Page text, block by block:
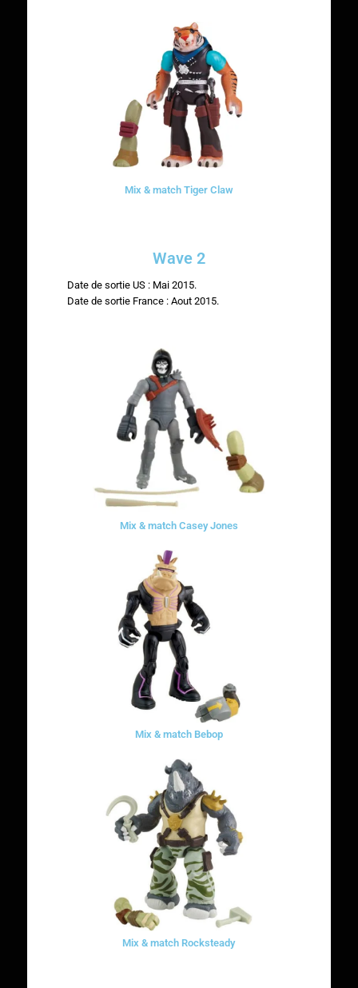
Mix & match Tiger Claw
Wave 2
Date de sortie US : Mai 2015.
Date de sortie France : Aout 2015.
Mix & match Casey Jones
Mix & match Bebop
Mix & match Rocksteady